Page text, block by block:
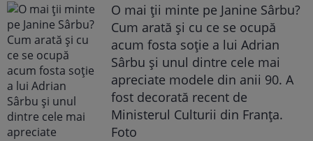
O mai ții minte pe Janine Sârbu?
Cum arată și cu ce se ocupă
acum fosta soție a lui Adrian
Sârbu și unul dintre cele mai
apreciate modele din anii 90. A
fost decorată recent de
Ministerul Culturii din Franța.
Foto